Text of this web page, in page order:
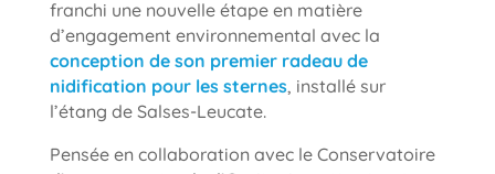
franchi une nouvelle étape en matière
d’engagement environnemental avec la
conception de son premier radeau de
nidification pour les sternes, installé sur
l’étang de Salses-Leucate.
Pensée en collaboration avec le Conservatoire